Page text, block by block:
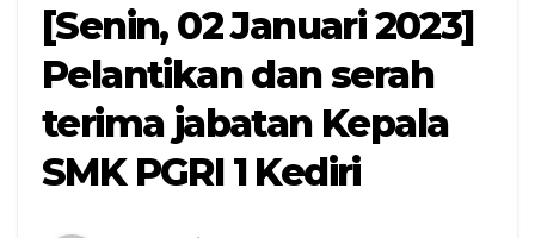
[Senin, 02 Januari 2023]
Pelantikan dan serah
terima jabatan Kepala
SMK PGRI 1 Kediri